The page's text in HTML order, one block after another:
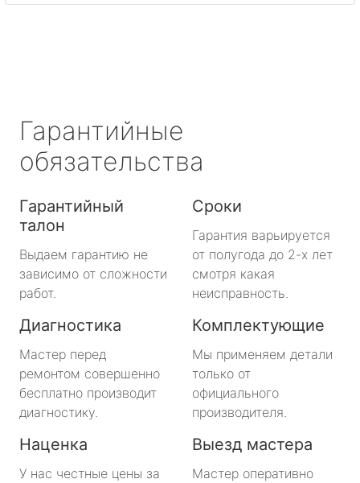
Гарантийные
обязательства
Гарантийный
талон
Выдаем гарантию не
зависимо от сложности
работ.
Сроки
Гарантия варьируется
от полугода до 2-х лет
смотря какая
неисправность.
Диагностика
Мастер перед
ремонтом совершенно
бесплатно производит
диагностику.
Комплектующие
Мы применяем детали
только от
официального
производителя.
Наценка
У нас честные цены за
Выезд мастера
Мастер оперативно